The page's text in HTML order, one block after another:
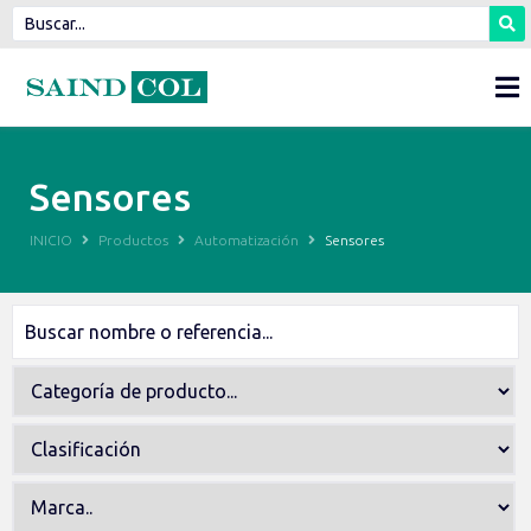
Sensores
INICIO Productos Automatización Sensores